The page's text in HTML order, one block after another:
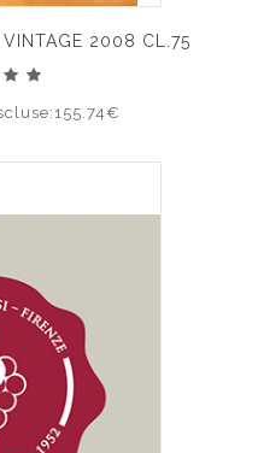
VINTAGE 2008 CL.75